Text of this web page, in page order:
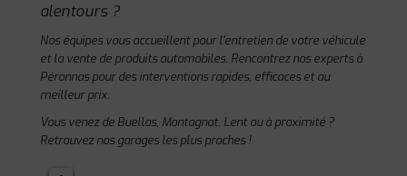
alentours ?
Nos équipes vous accueillent pour l'entretien de votre véhicule
et la vente de produits automobiles. Rencontrez nos experts à
Péronnas pour des interventions rapides, efficaces et au
meilleur prix.
Vous venez de Buellas, Montagnat, Lent ou à proximité ?
Retrouvez nos garages les plus proches !